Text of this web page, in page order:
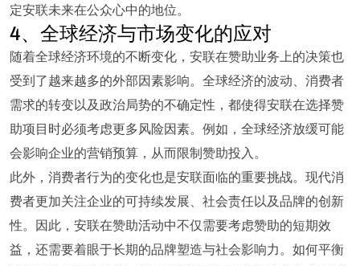
定安联未来在公众心中的地位。
4、全球经济与市场变化的应对
随着全球经济环境的不断变化，安联在赞助业务上的决策也
受到了越来越多的外部因素影响。全球经济的波动、消费者
需求的转变以及政治局势的不确定性，都使得安联在选择赞
助项目时必须考虑更多风险因素。例如，全球经济放缓可能
会影响企业的营销预算，从而限制赞助投入。
此外，消费者行为的变化也是安联面临的重要挑战。现代消
费者更加关注企业的可持续发展、社会责任以及品牌的创新
性。因此，安联在赞助活动中不仅需要考虑赞助的短期效
益，还需要着眼于长期的品牌塑造与社会影响力。如何平衡